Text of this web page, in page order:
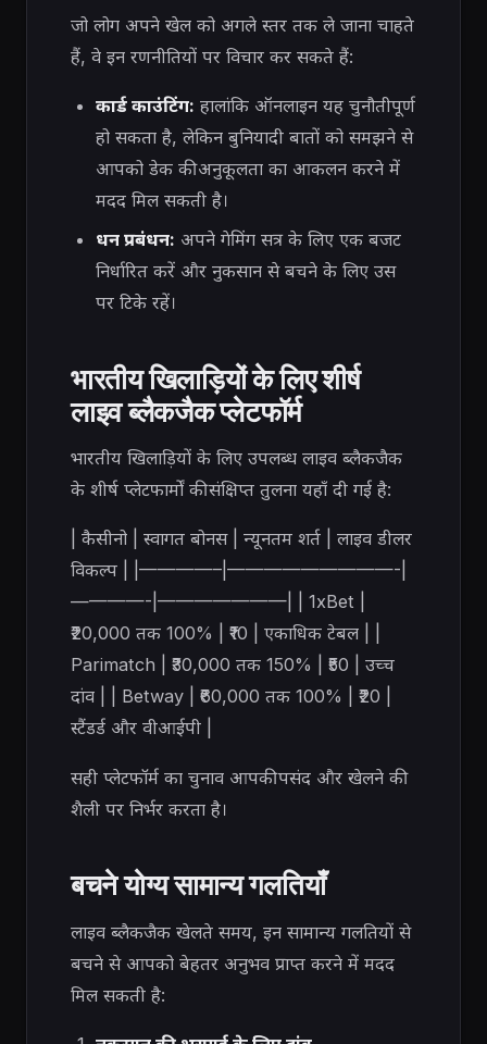
जो लोग अपने खेल को अगले स्तर तक ले जाना चाहते
हैं, वे इन रणनीतियों पर विचार कर सकते हैं:
कार्ड काउंटिंग: हालांकि ऑनलाइन यह चुनौतीपूर्ण
हो सकता है, लेकिन बुनियादी बातों को समझने से
आपको डेक की अनुकूलता का आकलन करने में
मदद मिल सकती है।
धन प्रबंधन: अपने गेमिंग सत्र के लिए एक बजट
निर्धारित करें और नुकसान से बचने के लिए उस
पर टिके रहें।
भारतीय खिलाड़ियों के लिए शीर्ष
लाइव ब्लैकजैक प्लेटफॉर्म
भारतीय खिलाड़ियों के लिए उपलब्ध लाइव ब्लैकजैक
के शीर्ष प्लेटफार्मों की संक्षिप्त तुलना यहाँ दी गई है:
| कैसीनो | स्वागत बोनस | न्यूनतम शर्त | लाइव डीलर
विकल्प | |————–|—————————-|
————-|———————| | 1xBet |
₹20,000 तक 100% | ₹10 | एकाधिक टेबल | |
Parimatch | ₹30,000 तक 150% | ₹50 | उच्च
दांव | | Betway | ₹60,000 तक 100% | ₹20 |
स्टैंडर्ड और वीआईपी |
सही प्लेटफॉर्म का चुनाव आपकी पसंद और खेलने की
शैली पर निर्भर करता है।
बचने योग्य सामान्य गलतियाँ
लाइव ब्लैकजैक खेलते समय, इन सामान्य गलतियों से
बचने से आपको बेहतर अनुभव प्राप्त करने में मदद
मिल सकती है: